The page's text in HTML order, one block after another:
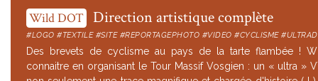
Wild DOT Direction artistique complète
#LOGO #TEXTILE #SITE #REPORTAGEPHOTO #VIDEO #CYCLISME
Des brevets de cyclisme au pays de la tarte flambée !
connaitre en organisant le Tour Massif Vosgien : un « ultra » VTT organisé avec,